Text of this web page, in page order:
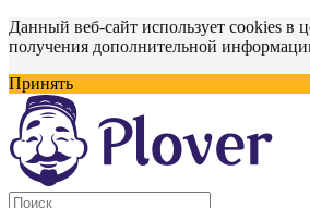
Данный веб-сайт использует cookies в
получения дополнительной
Принять